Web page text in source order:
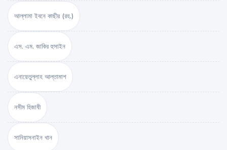
আল্লামা ইবনে কাছীর (রহ.)
এস. এম. জাকির হুসাইন
এনায়েতুল্লাহ আল্‌তামাশ
নসীম হিজাযী
সানিয়াসনাইন খান